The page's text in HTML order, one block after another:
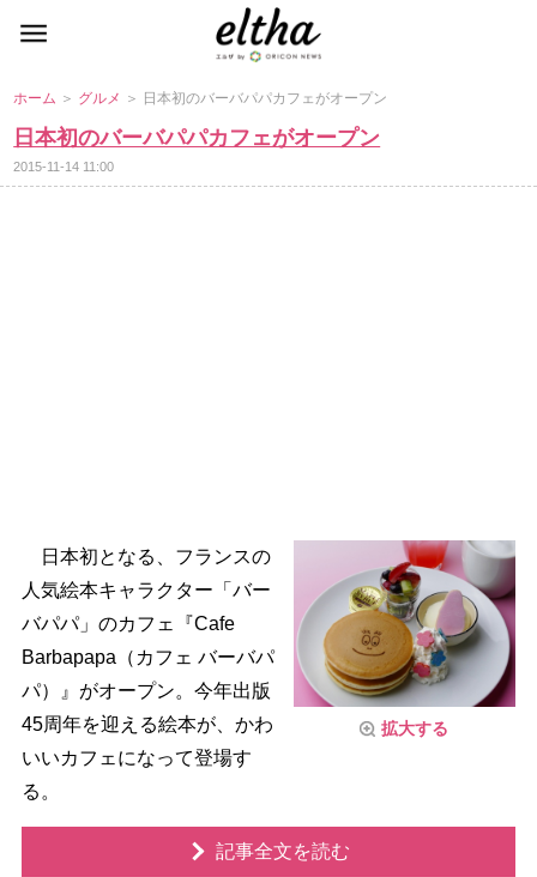
ホーム ＞ グルメ ＞ 日本初のバーバパパカフェがオープン
日本初のバーバパパカフェがオープン
2015-11-14 11:00
拡大する
日本初となる、フランスの
人気絵本キャラクター「バー
バパパ」のカフェ『Cafe
Barbapapa（カフェ バーバパ
パ）』がオープン。今年出版
45周年を迎える絵本が、かわ
いいカフェになって登場す
る。
記事全文を読む